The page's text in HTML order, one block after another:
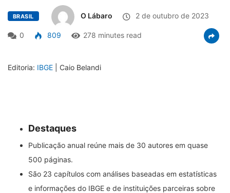
BRASIL O Lábaro 2 de outubro de 2023
0 809 278 minutes read
Editoria: IBGE | Caio Belandi
Destaques
Publicação anual reúne mais de 30 autores em quase
500 páginas.
São 23 capítulos com análises baseadas em estatísticas
e informações do IBGE e de instituições parceiras sobre